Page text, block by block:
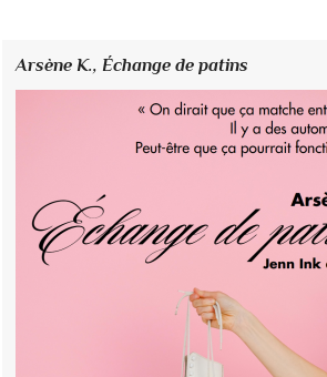
Arsène K.,Échange de patins